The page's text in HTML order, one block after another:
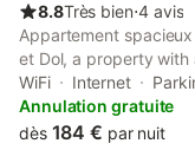
8.8Très bien⋅4 avis
Appartement
et Dol, a property with
20 km from Solidor
as well as 21 km from
WiFi Internet
Annulation gratuite
dès 184 € par nuit